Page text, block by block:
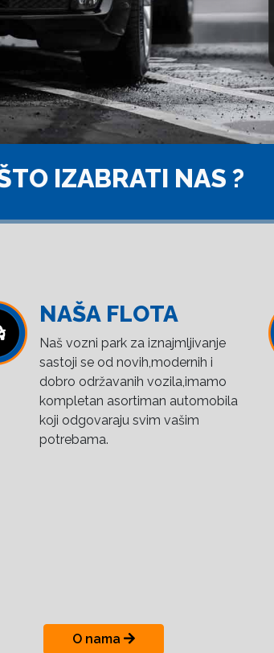
IZABRATI NAS ?
NAŠA FLOTA
Naš vozni park za iznajmljivanje
sastoji se od novih,modernih i
dobro održavanih vozila,imamo
kompletan asortiman automobila
koji odgovaraju svim vašim
potrebama.
O nama